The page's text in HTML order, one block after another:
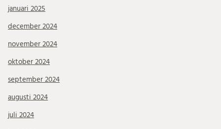
januari 2025
december 2024
november 2024
oktober 2024
september 2024
augusti 2024
juli 2024